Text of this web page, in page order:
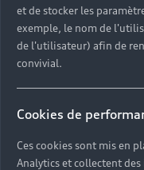
Découvrez toutes les
Découvrez les
et de stocker les
exemple, le nom de
de l'utilisateur) afin de
convivial.
Cookies de
Ces cookies sont mis en
Analytics et collectent